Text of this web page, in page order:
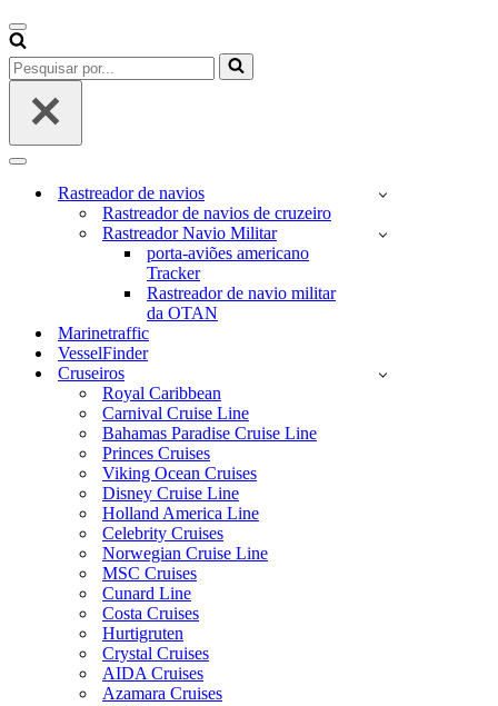
Menu
de
navegação
Pesquisar
por...
Menu
navegaçãoRastreador de navios
Rastreador de navios de cruzeiro
Rastreador Navio Militar
porta-aviões americano
Tracker
Rastreador de navio militar
da OTAN
Marinetraffic
VesselFinder
Cruseiros
Royal Caribbean
Carnival Cruise Line
Bahamas Paradise Cruise Line
Princes Cruises
Viking Ocean Cruises
Disney Cruise Line
Holland America Line
Celebrity Cruises
Norwegian Cruise Line
MSC Cruises
Cunard Line
Costa Cruises
Hurtigruten
Crystal Cruises
AIDA Cruises
Azamara Cruises